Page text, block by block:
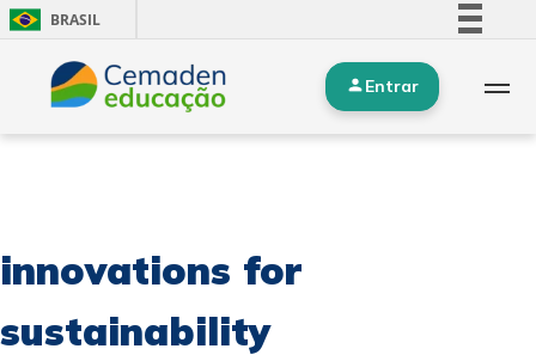
BRASIL
Simplifique!
Comunica BR
Entrar
innovations for
sustainability